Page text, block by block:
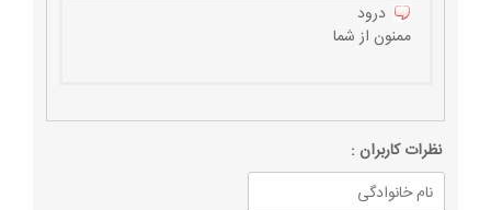
درود
ممنون از شما
نظرات كاربران :